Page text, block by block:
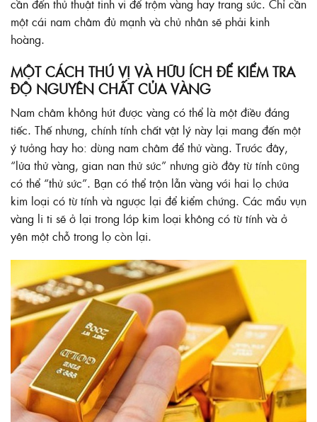
cần đến thủ thuật tinh vi để trộm vàng hay trang sức. Chỉ cần
một cái nam châm đủ mạnh và chủ nhân sẽ phải kinh
hoàng.
MỘT CÁCH THÚ VỊ VÀ HỮU ÍCH ĐỂ KIỂM TRA
ĐỘ NGUYÊN CHẤT CỦA VÀNG
Nam châm không hút được vàng có thể là một điều đáng
tiếc. Thế nhưng, chính tính chất vật lý này lại mang đến một
ý tưởng hay ho: dùng nam châm để thử vàng. Trước đây,
“lửa thử vàng, gian nan thử sức” nhưng giờ đây từ tính cũng
có thể “thử sức”. Bạn có thể trộn lẫn vàng với hai lọ chứa
kim loại có từ tính và ngược lại để kiểm chứng. Các mẩu vụn
vàng li ti sẽ ở lại trong lớp kim loại không có từ tính và ở
yên một chỗ trong lọ còn lại.